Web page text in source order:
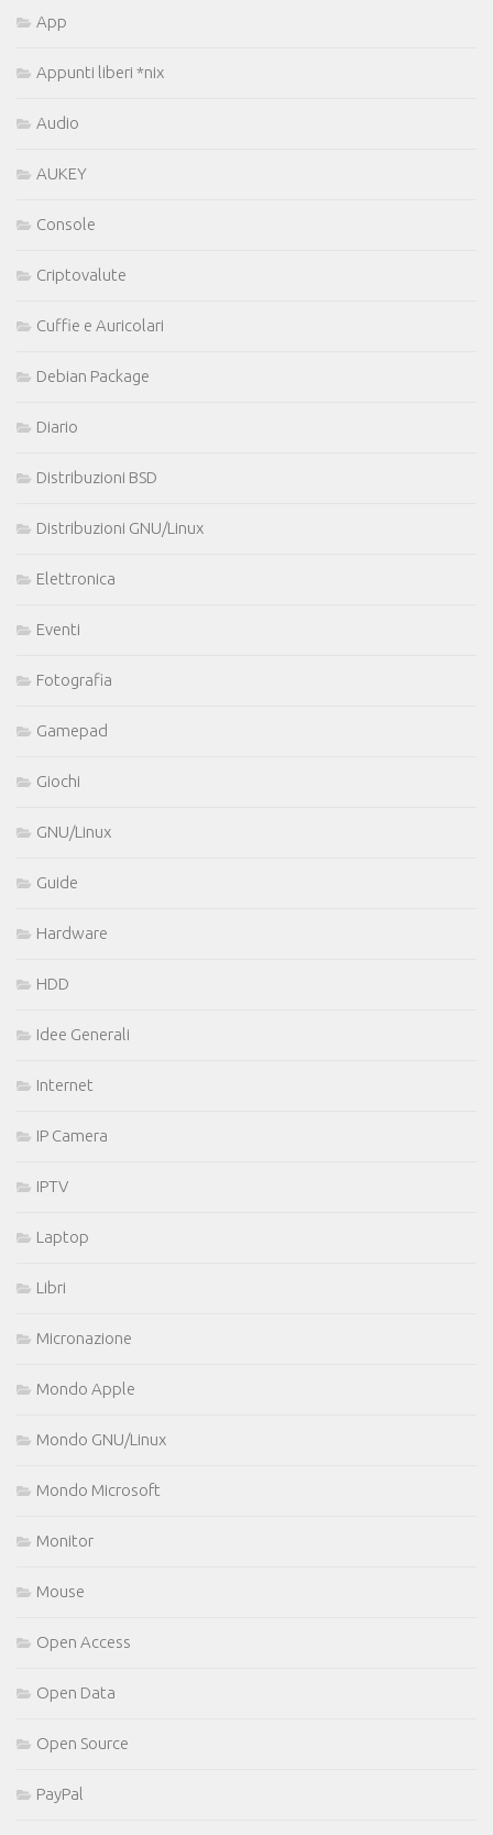
App
Appunti liberi *nix
Audio
AUKEY
Console
Criptovalute
Cuffie e Auricolari
Debian Package
Diario
Distribuzioni BSD
Distribuzioni GNU/Linux
Elettronica
Eventi
Fotografia
Gamepad
Giochi
GNU/Linux
Guide
Hardware
HDD
Idee Generali
Internet
IP Camera
IPTV
Laptop
Libri
Micronazione
Mondo Apple
Mondo GNU/Linux
Mondo Microsoft
Monitor
Mouse
Open Access
Open Data
Open Source
PayPal